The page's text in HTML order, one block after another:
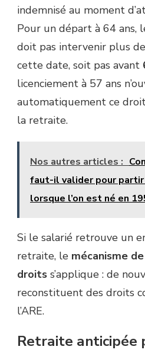
indemnisé au moment
Pour un départ à 64 ans,
doit pas intervenir plus de
cette date, soit pas avant
licenciement à 57 ans
automatiquement ce
la retraite.
Nos autres articles :
faut-il valider pour
lorsque l’on est né en
Si le salarié retrouve un
retraite, le mécanisme
droits s’applique : de
reconstituent des droits
l’ARE.
Retraite anticipée